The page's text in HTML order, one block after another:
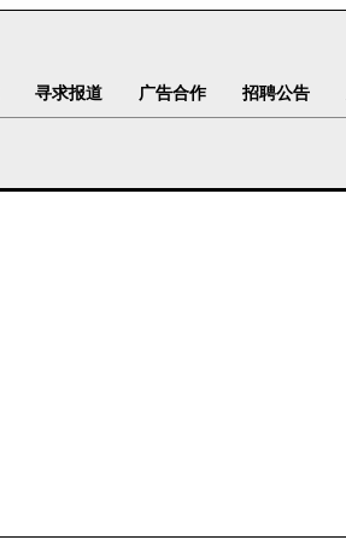
寻求报道 广告合作 招聘公告